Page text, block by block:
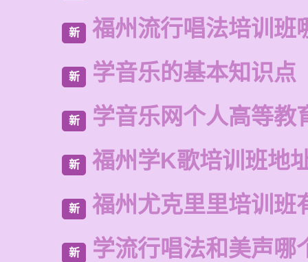
新 福州流行唱法培训班
新 学音乐的基本知识点
新 学音乐网个人高等教
新 福州学K歌培训班地
新 福州尤克里里培训班
新 学流行唱法和美声哪